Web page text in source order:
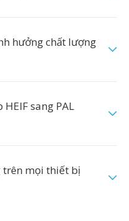
hưởng chất lượng
sang PAL
trên mọi thiết bị